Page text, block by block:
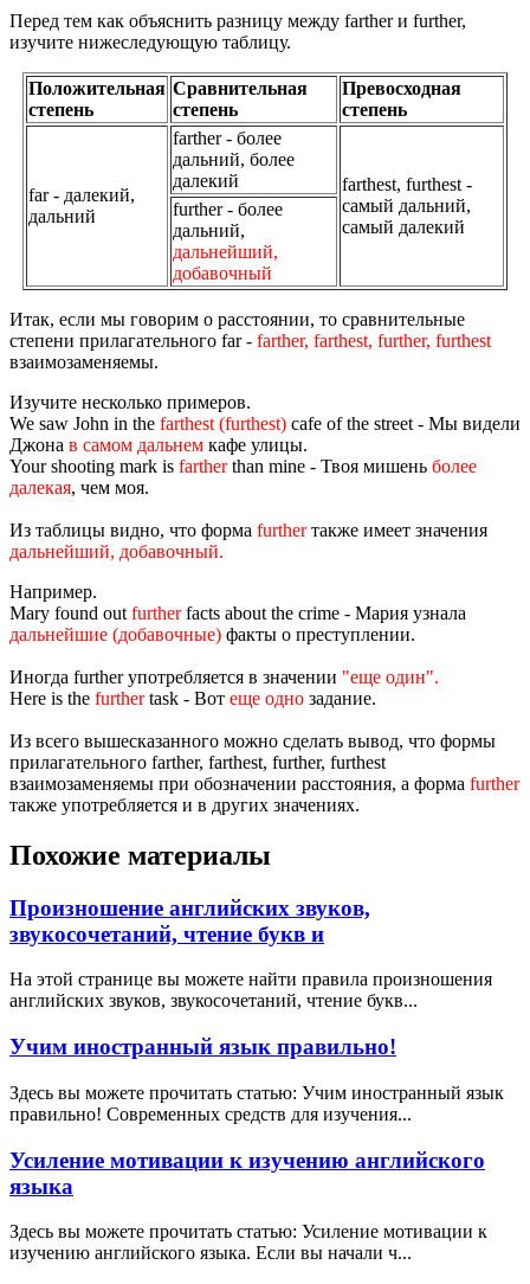
Перед тем как объяснить разницу между farther и further,
изучите нижеследующую таблицу.
Положительная
степень
Сравнительная
степень
Превосходная
степень
far - далекий,
дальний
farther - более
дальний, более
далекий
farthest, furthest -
самый дальний,
самый далекий
further - более
дальний,
дальнейший,
добавочный
Итак, если мы говорим о расстоянии, то сравнительные
степени прилагательного far - farther, farthest, further, furthest
взаимозаменяемы.
Изучите несколько примеров.
We saw John in the farthest (furthest) cafe of the street - Мы видели
Джона в самом дальнем кафе улицы.
Your shooting mark is fartherthan mine - Твоя мишень более
далекая, чем моя.
Из таблицы видно, что форма furtherтакже имеет значения
дальнейший, добавочный.
Например.
Mary found out furtherfacts about the crime - Мария узнала
дальнейшие (добавочные) факты о преступлении.
Иногда further употребляется в значении "еще один".
Here is the furthertask - Вот еще одно задание.
Из всего вышесказанного можно сделать вывод, что формы
прилагательного farther, farthest, further, furthest
взаимозаменяемы при обозначении расстояния, а форма further
также употребляется и в других значениях.
Похожие материалы
Произношение английских звуков,
звукосочетаний, чтение букв и
На этой странице вы можете найти правила произношения
английских звуков, звукосочетаний, чтение букв...
Учим иностранный язык правильно!
Здесь вы можете прочитать статью: Учим иностранный язык
правильно! Современных средств для изучения...
Усиление мотивации к изучению английского
языка
Здесь вы можете прочитать статью: Усиление мотивации к
изучению английского языка. Если вы начали ч...